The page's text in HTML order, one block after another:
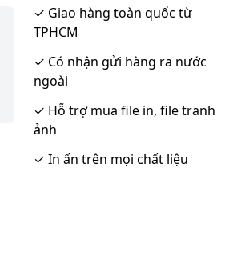
✓ Giao hàng toàn quốc từ
TPHCM
✓ Có nhận gửi hàng ra nước
ngoài
✓ Hỗ trợ mua file in, file tranh
ảnh
✓ In ấn trên mọi chất liệu